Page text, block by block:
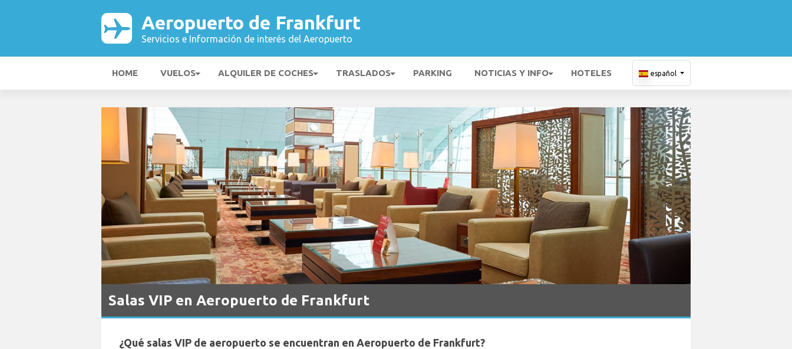
Aeropuerto de Frankfurt
Servicios e Información de interés del Aeropuerto
HOME VUELOS ALQUILER DE COCHES TRASLADOS PARKING NOTICIAS Y INFO HOTELES español
Salas VIP en Aeropuerto de Frankfurt
¿Qué salas VIP de aeropuerto se encuentran en Aeropuerto de Frankfurt?